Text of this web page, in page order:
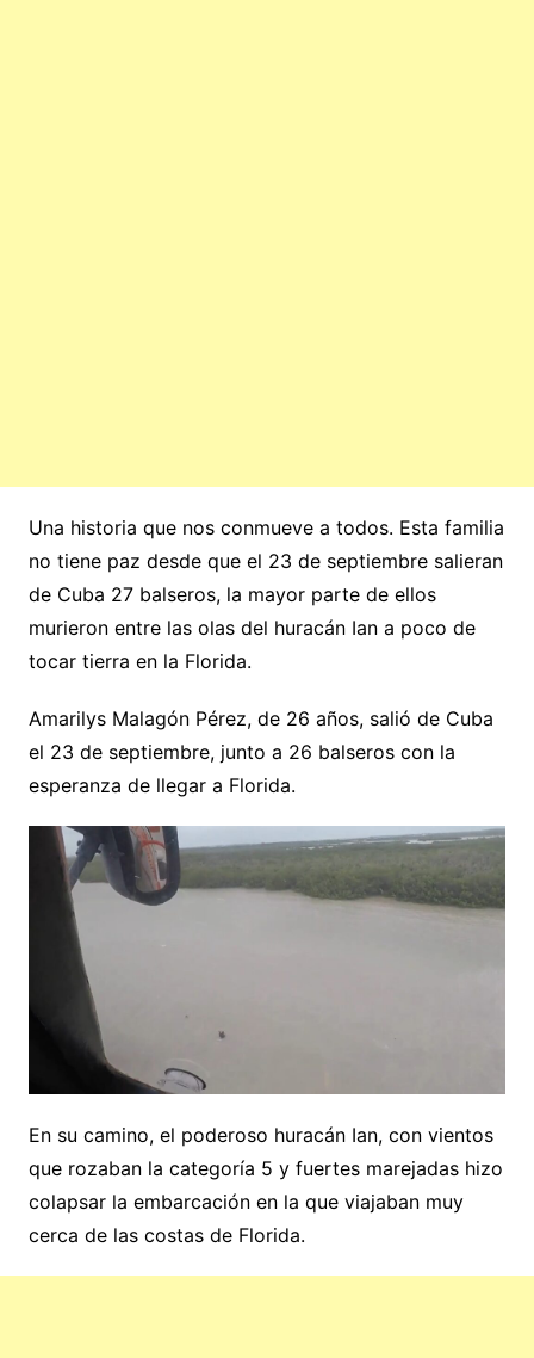
Una historia que nos conmueve a todos. Esta familia
no tiene paz desde que el 23 de septiembre salieran
de Cuba 27 balseros, la mayor parte de ellos
murieron entre las olas del huracán Ian a poco de
tocar tierra en la Florida.
Amarilys Malagón Pérez, de 26 años, salió de Cuba
el 23 de septiembre, junto a 26 balseros con la
esperanza de llegar a Florida.
En su camino, el poderoso huracán Ian, con vientos
que rozaban la categoría 5 y fuertes marejadas hizo
colapsar la embarcación en la que viajaban muy
cerca de las costas de Florida.